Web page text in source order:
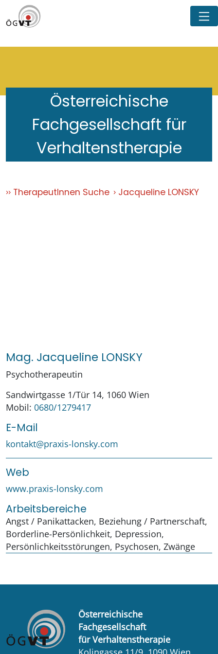
Österreichische
Fachgesellschaft für
Verhaltenstherapie
TherapeutInnen Suche Jacqueline LONSKY
Mag. Jacqueline LONSKY
Psychotherapeutin
Sandwirtgasse 1/Tür 14, 1060 Wien
Mobil: 0680/1279417
E-Mail
kontakt@praxis-lonsky.com
Web
www.praxis-lonsky.com
Arbeitsbereiche
Angst / Panikattacken, Beziehung / Partnerschaft,
Borderline-Persönlichkeit, Depression,
Persönlichkeitsstörungen, Psychosen, Zwänge
Österreichische
Fachgesellschaft
für Verhaltenstherapie